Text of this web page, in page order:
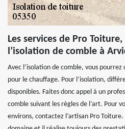
Les services de Pro
l’isolation de comble à
Avec l’isolation de comble, vous
pour le chauffage. Pour l’isolation,
disponibles. Faites donc appel à un
comble suivant les règles de l’art. Pour
environs, contactez l’artisan Pro